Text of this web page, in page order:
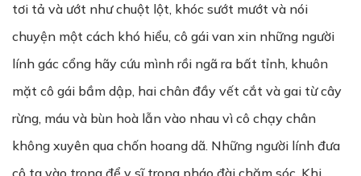
tơi tả và ướt như chuột lột, khóc sướt mướt và nói
chuyện một cách khó hiểu, cô gái van xin những người
lính gác cổng hãy cứu mình rồi ngã ra bất tỉnh, khuôn
mặt cô gái bầm dập, hai chân đầy vết cắt và gai từ cây
rừng, máu và bùn hoà lẫn vào nhau vì cô chạy chân
không xuyên qua chốn hoang dã. Những người lính đưa
cô ta vào trong để y sĩ trong pháo đài chăm sóc. Khi